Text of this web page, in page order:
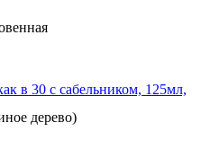
дерево)
в 30 с сабельником, 125мл,